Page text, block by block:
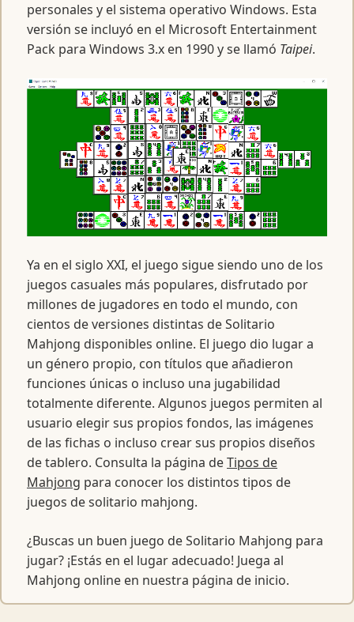
personales y el sistema operativo Windows. Esta
versión se incluyó en el Microsoft Entertainment
Pack para Windows 3.x en 1990 y se llamó Taipei.
Ya en el siglo XXI, el juego sigue siendo uno de los
juegos casuales más populares, disfrutado por
millones de jugadores en todo el mundo, con
cientos de versiones distintas de Solitario
Mahjong disponibles online. El juego dio lugar a
un género propio, con títulos que añadieron
funciones únicas o incluso una jugabilidad
totalmente diferente. Algunos juegos permiten al
usuario elegir sus propios fondos, las imágenes
de las fichas o incluso crear sus propios diseños
de tablero. Consulta la página deTipos de
Mahjong para conocer los distintos tipos de
juegos de solitario mahjong.
¿Buscas un buen juego de Solitario Mahjong para
jugar? ¡Estás en el lugar adecuado! Juega al
Mahjong online en nuestra página de inicio.